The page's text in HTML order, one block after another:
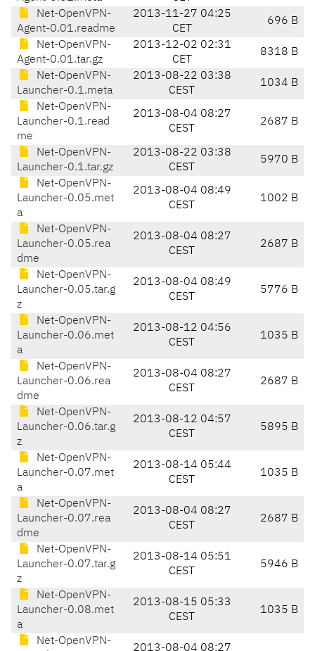
Net-OpenVPN-
Agent-0.01.readme
2013-11-27 04:25
CET
696 B
Net-OpenVPN-
Agent-0.01.tar.gz
2013-12-02 02:31
CET
8318 B
Net-OpenVPN-
Launcher-0.1.meta
2013-08-22 03:38
CEST
1034 B
Net-OpenVPN-
Launcher-0.1.read
me
2013-08-04 08:27
CEST
2687 B
Net-OpenVPN-
Launcher-0.1.tar.gz
2013-08-22 03:38
CEST
5970 B
Net-OpenVPN-
Launcher-0.05.met
a
2013-08-04 08:49
CEST
1002 B
Net-OpenVPN-
Launcher-0.05.rea
dme
2013-08-04 08:27
CEST
2687 B
Net-OpenVPN-
Launcher-0.05.tar.g
z
2013-08-04 08:49
CEST
5776 B
Net-OpenVPN-
Launcher-0.06.met
a
2013-08-12 04:56
CEST
1035 B
Net-OpenVPN-
Launcher-0.06.rea
dme
2013-08-04 08:27
CEST
2687 B
Net-OpenVPN-
Launcher-0.06.tar.g
z
2013-08-12 04:57
CEST
5895 B
Net-OpenVPN-
Launcher-0.07.met
a
2013-08-14 05:44
CEST
1035 B
Net-OpenVPN-
Launcher-0.07.rea
dme
2013-08-04 08:27
CEST
2687 B
Net-OpenVPN-
Launcher-0.07.tar.g
z
2013-08-14 05:51
CEST
5946 B
Net-OpenVPN-
Launcher-0.08.met
a
2013-08-15 05:33
CEST
1035 B
Net-OpenVPN-
2013-08-04 08:27